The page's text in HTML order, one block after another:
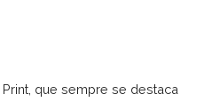
que sempre se destaca